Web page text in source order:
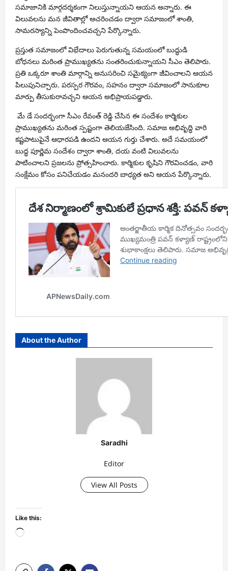
సమాజానికి మార్గదర్శకంగా నిలుస్తున్నాయని ఆయన అన్నారు. ఈ
విలువలను మన జీవితాల్లో ఆచరించడం ద్వారా సమాజంలో శాంతి,
సామరస్యాన్ని పెంపొందించవచ్చని పేర్కొన్నారు.
ప్రస్తుత సమాజంలో విభేదాలు పెరుగుతున్న సమయంలో బుద్ధుడి
బోధనలు మరింత ప్రాముఖ్యతను సంతరించుకున్నాయని సీఎం తెలిపారు.
ప్రతి ఒక్కరూ శాంతి మార్గాన్ని అనుసరించి సమైక్యంగా జీవించాలని ఆయన
పిలుపునిచ్చారు. పరస్పర గౌరవం, సహనం ద్వారా సమాజంలో సానుకూల
మార్పు తీసుకురావచ్చని ఆయన అభిప్రాయపడ్డారు.
మే డే సందర్భంగా సీఎం రేవంత్ రెడ్డి చేసిన ఈ సందేశం కార్మికుల
ప్రాముఖ్యతను మరింత స్పష్టంగా తెలియజేసింది. సమాజ అభివృద్ధి వారి
కష్టపాటుపైనే ఆధారపడి ఉందని ఆయన గుర్తు చేశారు. అదే సమయంలో
బుద్ధ పూర్ణిమ సందేశం ద్వారా శాంతి, దయ వంటి విలువలను
పాటించాలని ప్రజలను ప్రోత్సహించారు. కార్మికుల కృషిని గౌరవించడం, వారి
సంక్షేమం కోసం పనిచేయడం మనందరి బాధ్యత అని ఆయన పేర్కొన్నారు.
About the Author
Saradhi
Editor
View All Posts
Like this:
Loading…